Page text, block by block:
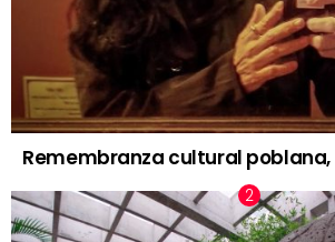
Remembranza cultural poblana,